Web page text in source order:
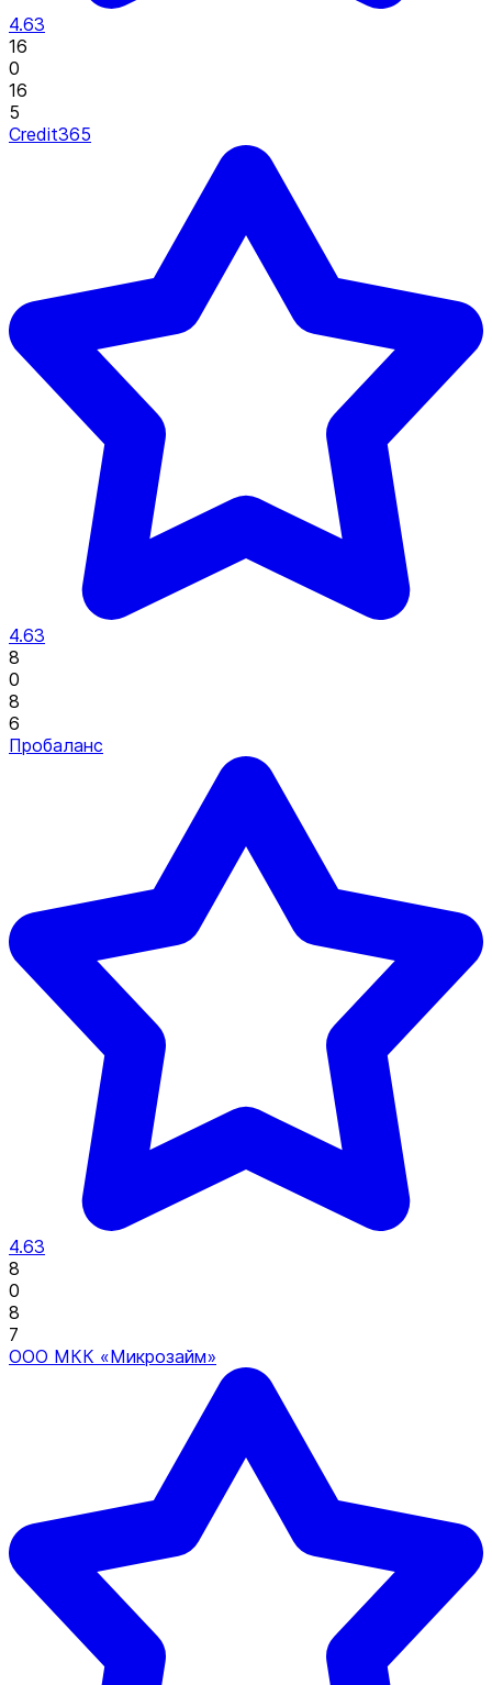
4.63
16
0
16
5
Credit365
4.63
8
0
8
6
Пробаланс
4.63
8
0
8
7
ООО МКК «Микрозайм»